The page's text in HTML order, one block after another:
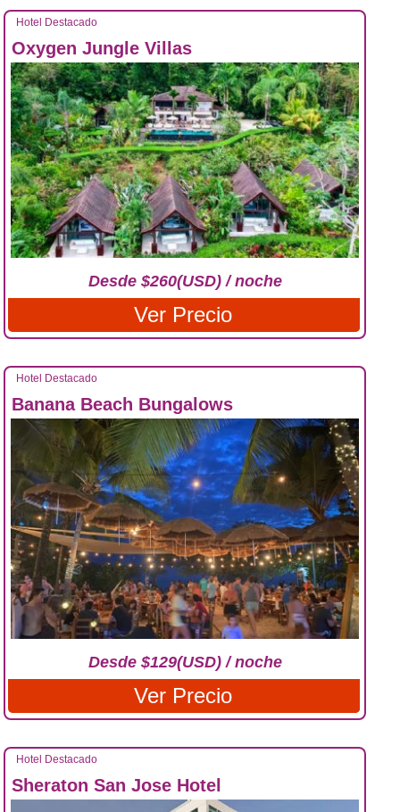
Hotel Destacado
Oxygen Jungle Villas
Desde $260(USD) / noche
Ver Precio
Hotel Destacado
Banana Beach Bungalows
Desde $129(USD) / noche
Ver Precio
Hotel Destacado
Sheraton San Jose Hotel